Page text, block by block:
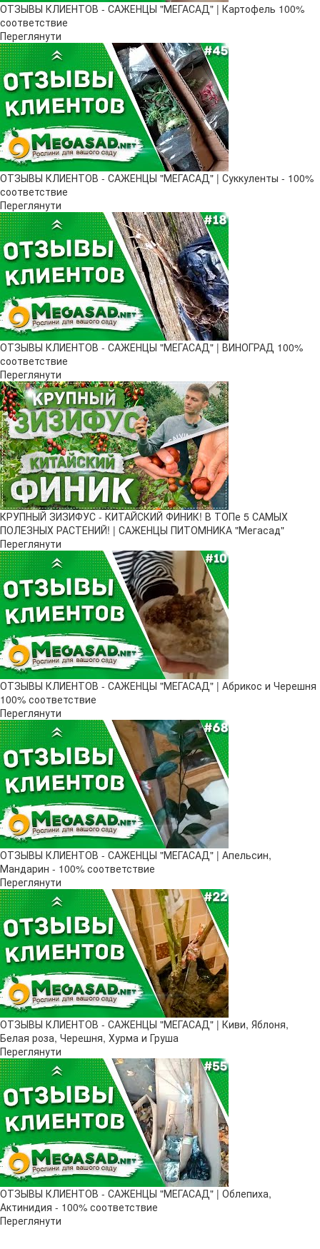
ОТЗЫВЫ КЛИЕНТОВ - САЖЕНЦЫ "МЕГАСАД" | Картофель 100%
соответствие
Переглянути
ОТЗЫВЫ КЛИЕНТОВ - САЖЕНЦЫ "МЕГАСАД" | Суккуленты - 100%
соответствие
Переглянути
ОТЗЫВЫ КЛИЕНТОВ - САЖЕНЦЫ "МЕГАСАД" | ВИНОГРАД 100%
соответствие
Переглянути
КРУПНЫЙ ЗИЗИФУС - КИТАЙСКИЙ ФИНИК! В ТОПе 5 САМЫХ
ПОЛЕЗНЫХ РАСТЕНИЙ! | САЖЕНЦЫ ПИТОМНИКА "Мегасад"
Переглянути
ОТЗЫВЫ КЛИЕНТОВ - САЖЕНЦЫ "МЕГАСАД" | Абрикос и Черешня
100% соответствие
Переглянути
ОТЗЫВЫ КЛИЕНТОВ - САЖЕНЦЫ "МЕГАСАД" | Апельсин,
Мандарин - 100% соответствие
Переглянути
ОТЗЫВЫ КЛИЕНТОВ - САЖЕНЦЫ "МЕГАСАД" | Киви, Яблоня,
Белая роза, Черешня, Хурма и Груша
Переглянути
ОТЗЫВЫ КЛИЕНТОВ - САЖЕНЦЫ "МЕГАСАД" | Облепиха,
Актинидия - 100% соответствие
Переглянути